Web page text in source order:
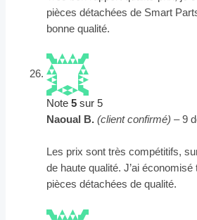
pièces détachées de Smart
bonne qualité.
Note5 sur 5
Naoual B.(client confirmé) – 9
Les prix sont très compétitifs,
de haute qualité. J’ai
pièces détachées de qualité.